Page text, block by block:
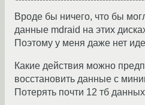
Вроде бы ничего, что бы
данные mdraid на этих
Поэтому у меня даже нет
Какие действия можно
восстановить данные с
Потерять почти 12 тб